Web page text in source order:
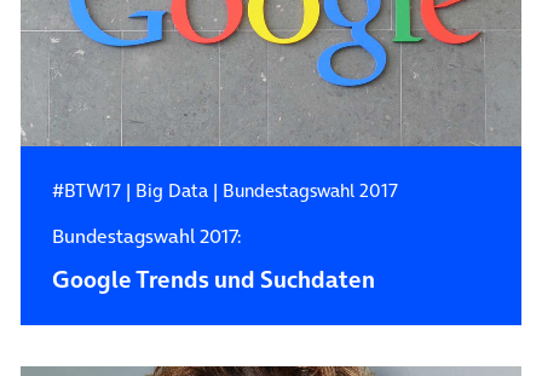
#BTW17| Big Data| Bundestagswahl 2017
Bundestagswahl 2017:
Google Trends und Suchdaten